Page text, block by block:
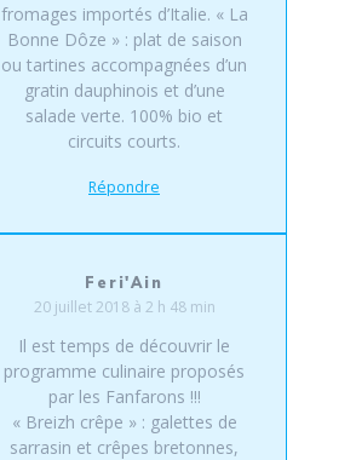
fromages importés d’Italie. « La
Bonne Dôze » : plat de saison
ou tartines accompagnées d’un
gratin dauphinois et d’une
salade verte. 100% bio et
circuits courts.
Répondre
Feri'Ain
20 juillet 2018 à 2 h 48 min
Il est temps de découvrir le
programme culinaire proposés
par les Fanfarons !!!
« Breizh crêpe » : galettes de
sarrasin et crêpes bretonnes,